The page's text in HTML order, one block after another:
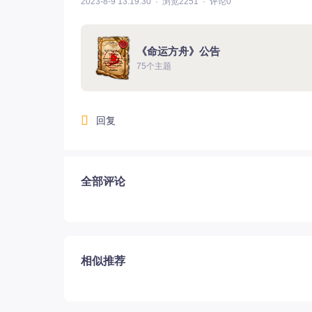
《命运方舟》公告
75个主题
回复
全部评论
相似推荐